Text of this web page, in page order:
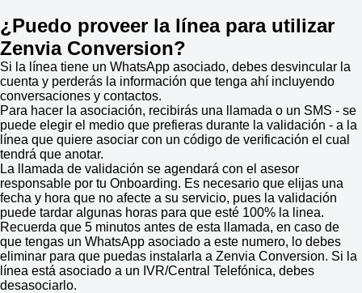
¿Puedo proveer la línea para utilizar
Zenvia Conversion?
Si la línea tiene un WhatsApp asociado, debes desvincular la
cuenta y perderás la información que tenga ahí incluyendo
conversaciones y contactos.
Para hacer la asociación, recibirás una llamada o un SMS - se
puede elegir el medio que prefieras durante la validación - a la
línea que quiere asociar con un código de verificación el cual
tendrá que anotar.
La llamada de validación se agendará con el asesor
responsable por tu Onboarding. Es necesario que elijas una
fecha y hora que no afecte a su servicio, pues la validación
puede tardar algunas horas para que esté 100% la linea.
Recuerda que 5 minutos antes de esta llamada, en caso de
que tengas un WhatsApp asociado a este numero, lo debes
eliminar para que puedas instalarla a Zenvia Conversion. Si la
línea está asociado a un IVR/Central Telefónica, debes
desasociarlo.